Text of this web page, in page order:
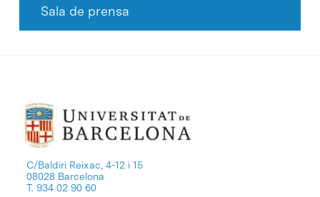
Sala de prensa
C/Baldiri Reixac, 4-12 i 15
08028 Barcelona
T. 934 02 90 60